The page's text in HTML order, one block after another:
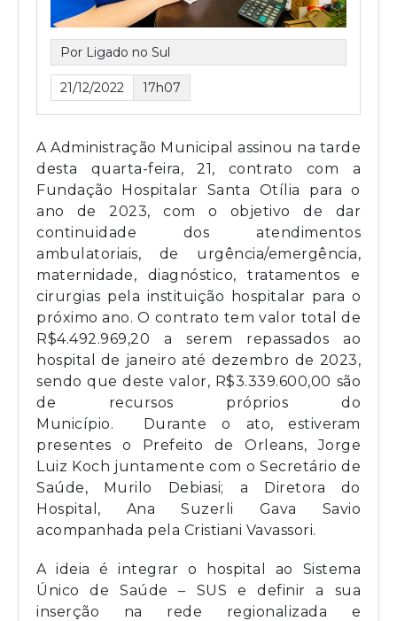
Por Ligado no Sul
21/12/2022 17h07
A Administração Municipal assinou na tarde
desta quarta-feira, 21, contrato com a
Fundação Hospitalar Santa Otília para o
ano de 2023, com o objetivo de dar
continuidade dos atendimentos
ambulatoriais, de urgência/emergência,
maternidade, diagnóstico, tratamentos e
cirurgias pela instituição hospitalar para o
próximo ano. O contrato tem valor total de
R$4.492.969,20 a serem repassados ao
hospital de janeiro até dezembro de 2023,
sendo que deste valor, R$3.339.600,00 são
de recursos próprios do
Município. Durante o ato, estiveram
presentes o Prefeito de Orleans, Jorge
Luiz Koch juntamente com o Secretário de
Saúde, Murilo Debiasi; a Diretora do
Hospital, Ana Suzerli Gava Savio
acompanhada pela Cristiani Vavassori.
A ideia é integrar o hospital ao Sistema
Único de Saúde – SUS e definir a sua
inserção na rede regionalizada e